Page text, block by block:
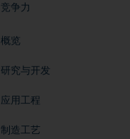
竞争力
概览
研究与开发
应用工程
制造工艺